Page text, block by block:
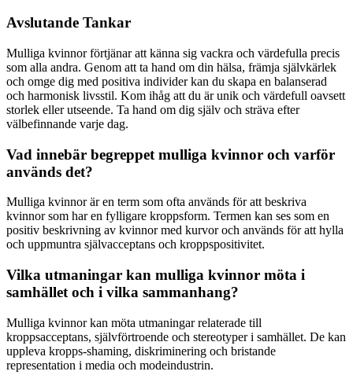
Avslutande Tankar
Mulliga kvinnor förtjänar att känna sig vackra och värdefulla precis
som alla andra. Genom att ta hand om din hälsa, främja självkärlek
och omge dig med positiva individer kan du skapa en balanserad
och harmonisk livsstil. Kom ihåg att du är unik och värdefull oavsett
storlek eller utseende. Ta hand om dig själv och sträva efter
välbefinnande varje dag.
Vad innebär begreppet mulliga kvinnor och varför
används det?
Mulliga kvinnor är en term som ofta används för att beskriva
kvinnor som har en fylligare kroppsform. Termen kan ses som en
positiv beskrivning av kvinnor med kurvor och används för att hylla
och uppmuntra självacceptans och kroppspositivitet.
Vilka utmaningar kan mulliga kvinnor möta i
samhället och i vilka sammanhang?
Mulliga kvinnor kan möta utmaningar relaterade till
kroppsacceptans, självförtroende och stereotyper i samhället. De kan
uppleva kropps-shaming, diskriminering och bristande
representation i media och modeindustrin.